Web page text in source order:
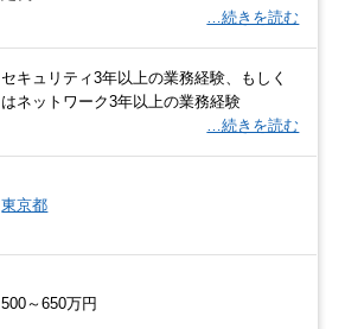
…続きを読む
セキュリティ3年以上の業務経験、もしく
はネットワーク3年以上の業務経験
…続きを読む
東京都
500～650万円